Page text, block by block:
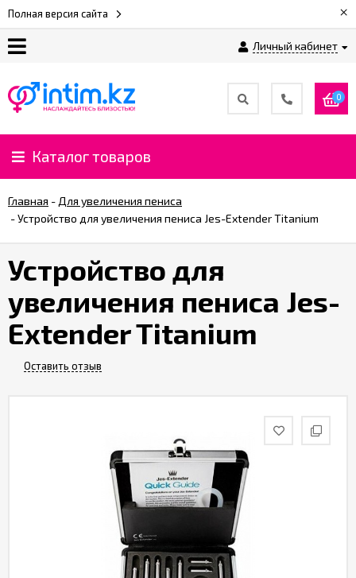
Полная версия сайта ×
Личный кабинет
нас
Доставка
и
⚡
%
CashBack
%
Партнерам
0
Каталог товаров
Главная - Для увеличения пениса
-Устройство для увеличения пениса Jes-Extender Titanium
Устройство для
увеличения пениса Jes-
Extender Titanium
Оставить отзыв